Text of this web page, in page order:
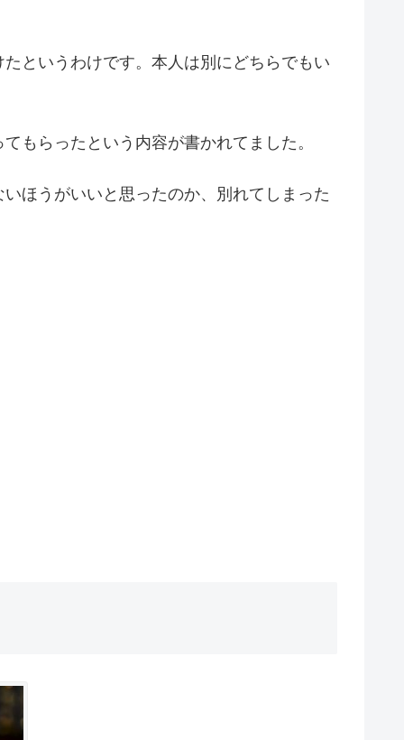
というわけです。本人は別にどちらでもい
もらったという内容が書かれてました。
ほうがいいと思ったのか、別れてしまった